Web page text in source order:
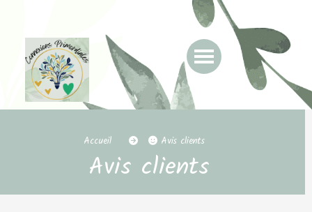
Accueil Avis clients
Avis clients